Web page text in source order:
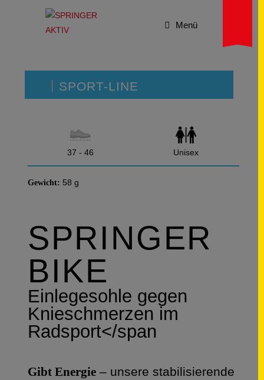
Menü
SPORT-LINE
37 - 46 Unisex
Gewicht: 58 g
SPRINGER
BIKE
Einlegesohle gegen
Knieschmerzen im
Radsport</span
Gibt Energie– unsere stabilisierende